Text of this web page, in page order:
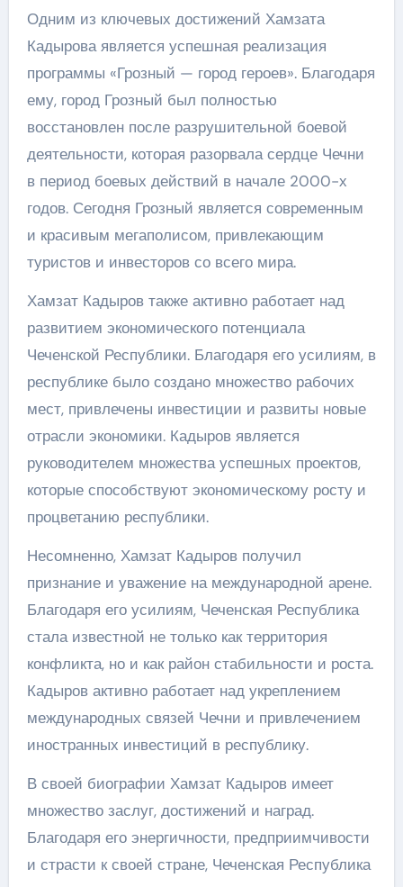
Одним из ключевых достижений Хамзата
Кадырова является успешная реализация
программы «Грозный — город героев». Благодаря
ему, город Грозный был полностью
восстановлен после разрушительной боевой
деятельности, которая разорвала сердце Чечни
в период боевых действий в начале 2000-х
годов. Сегодня Грозный является современным
и красивым мегаполисом, привлекающим
туристов и инвесторов со всего мира.
Хамзат Кадыров также активно работает над
развитием экономического потенциала
Чеченской Республики. Благодаря его усилиям, в
республике было создано множество рабочих
мест, привлечены инвестиции и развиты новые
отрасли экономики. Кадыров является
руководителем множества успешных проектов,
которые способствуют экономическому росту и
процветанию республики.
Несомненно, Хамзат Кадыров получил
признание и уважение на международной арене.
Благодаря его усилиям, Чеченская Республика
стала известной не только как территория
конфликта, но и как район стабильности и роста.
Кадыров активно работает над укреплением
международных связей Чечни и привлечением
иностранных инвестиций в республику.
В своей биографии Хамзат Кадыров имеет
множество заслуг, достижений и наград.
Благодаря его энергичности, предприимчивости
и страсти к своей стране, Чеченская Республика